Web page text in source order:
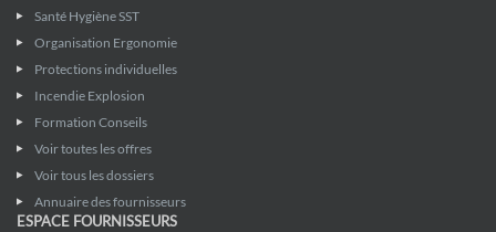
Santé Hygiène SST
Organisation Ergonomie
Protections individuelles
Incendie Explosion
Formation Conseils
Voir toutes les offres
Voir tous les dossiers
Annuaire des fournisseurs
ESPACE FOURNISSEURS